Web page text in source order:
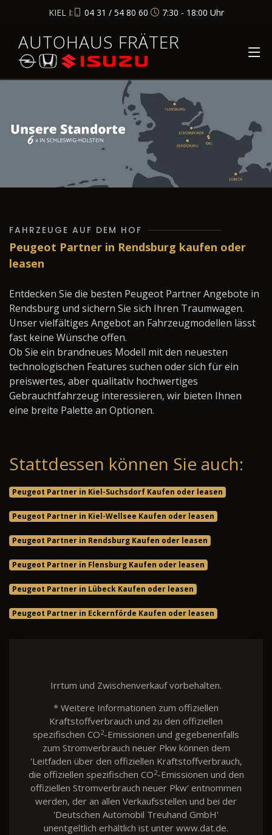
KIEL I: 04 31 / 54 80 60 7:30 - 18:00 Uhr
AUTOHAUS FRÄTER
FAHRZEUGE AUF DEM HOF
Peugeot Partner in Rendsburg kaufen oder
leasen
Entdecken Sie die besten Peugeot Partner Angebote in
Rendsburg und sichern Sie sich Ihren Traumwagen.
Unser vielfältiges Angebot an Fahrzeugmodellen lässt
fast keine Wünsche offen.
Ob Sie ein brandneues Modell mit den neuesten
technologischen Features suchen oder sich für ein
preiswertes, aber qualitativ hochwertiges
Gebrauchtfahrzeug interessieren, wir bieten Ihnen
eine breite Palette an Optionen.
Stattdessen können Sie auch:
Peugeot Partner in Kiel-Suchsdorf Kaufen oder leasen
Peugeot Partner in Kiel-Wellsee Kaufen oder leasen
Peugeot Partner in Rendsburg Kaufen oder leasen
Peugeot Partner in Flensburg Kaufen oder leasen
Peugeot Partner in Lübeck Kaufen oder leasen
Peugeot Partner in Eckernförde Kaufen oder leasen
Irrtum und Zwischenverkauf vorbehalten.
* Weitere Informationen zum offiziellen
Kraftstoffverbrauch und zu den offiziellen
spezifischen CO2-Emissionen und gegebenenfalls
zum Stromverbrauch neuer Pkw können dem
'Leitfaden über den offiziellen Kraftstoffverbrauch,
die offiziellen spezifischen CO2-Emissionen und den
offiziellen Stromverbrauch neuer Pkw' entnommen
werden, der an allen Verkaufsstellen und bei der
'Deutschen Automobil Treuhand GmbH'
unentgeltlich erhältlich ist unter www.dat.de.